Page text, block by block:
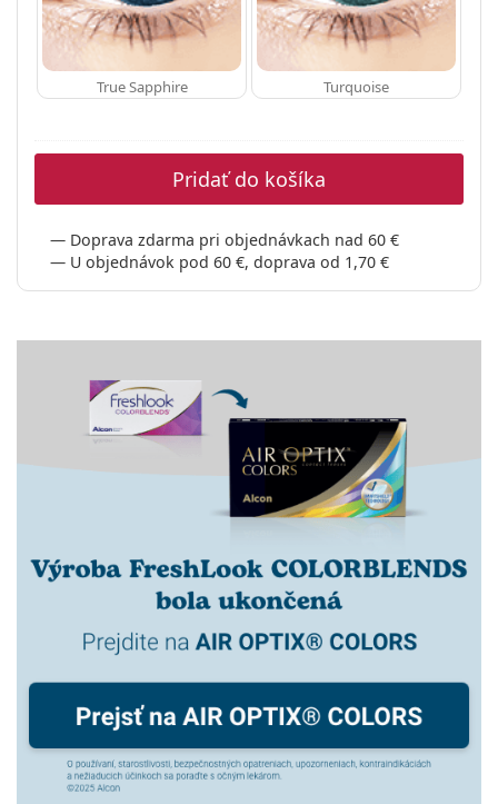
True Sapphire Turquoise
Pridať do košíka
Doprava zdarma pri objednávkach nad 60 €
U objednávok pod 60 €, doprava od 1,70 €